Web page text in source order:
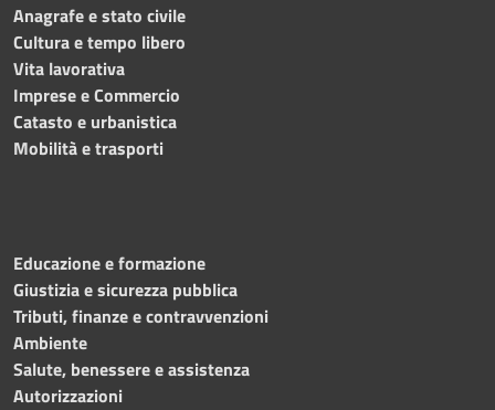
Anagrafe e stato civile
Cultura e tempo libero
Vita lavorativa
Imprese e Commercio
Catasto e urbanistica
Mobilità e trasporti
Educazione e formazione
Giustizia e sicurezza pubblica
Tributi, finanze e contravvenzioni
Ambiente
Salute, benessere e assistenza
Autorizzazioni